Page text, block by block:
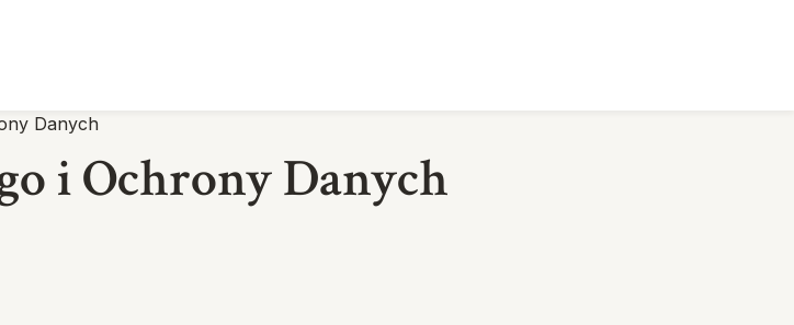
Danych
i Ochrony Danych